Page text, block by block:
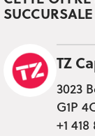
TZ
3023
G1P
+1 418